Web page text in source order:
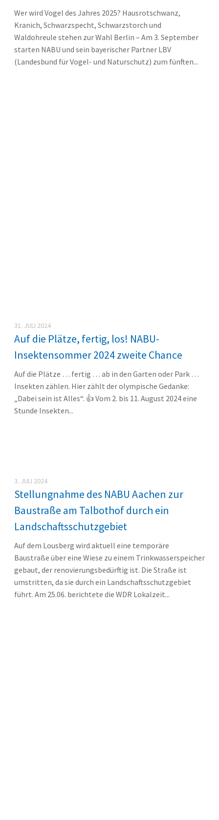
Wer wird Vogel des Jahres 2025? Hausrotschwanz,
Kranich, Schwarzspecht, Schwarzstorch und
Waldohreule stehen zur Wahl Berlin – Am 3. September
starten NABU und sein bayerischer Partner LBV
(Landesbund für Vogel- und Naturschutz) zum fünften...
31. JULI 2024
Auf die Plätze, fertig, los! NABU-
Insektensommer 2024 zweite Chance
Auf die Plätze … fertig … ab in den Garten oder Park …
Insekten zählen. Hier zählt der olympische Gedanke:
„Dabei sein ist Alles“. 👍 Vom 2. bis 11. August 2024 eine
Stunde Insekten...
3. JULI 2024
Stellungnahme des NABU Aachen zur
Baustraße am Talbothof durch ein
Landschaftsschutzgebiet
Auf dem Lousberg wird aktuell eine temporäre
Baustraße über eine Wiese zu einem Trinkwasserspeicher
gebaut, der renovierungsbedürftig ist. Die Straße ist
umstritten, da sie durch ein Landschaftsschutzgebiet
führt. Am 25.06. berichtete die WDR Lokalzeit...